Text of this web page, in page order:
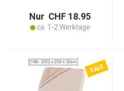
Nur CHF 18.95
ca. 1-2 Werktage
SALE